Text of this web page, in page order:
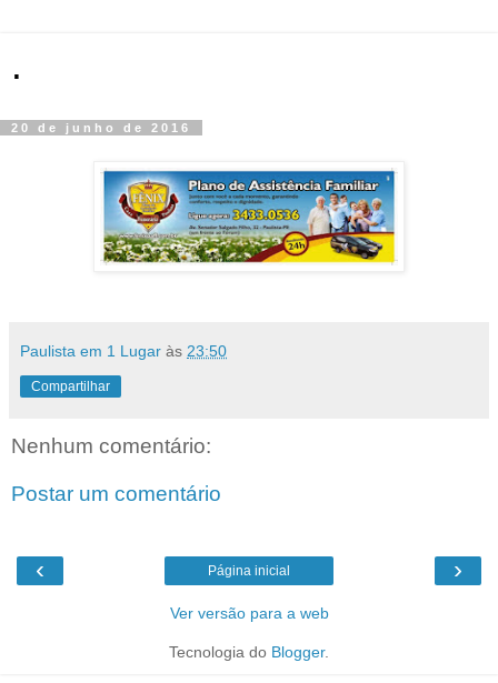
.
20 de junho de 2016
Paulista em 1 Lugar às 23:50
Compartilhar
Nenhum comentário:
Postar um comentário
‹ ›
Página inicial
Ver versão para a web
Tecnologia do Blogger.